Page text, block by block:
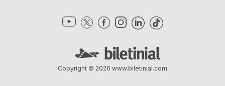
Copyright © 2026 www.biletinial.com